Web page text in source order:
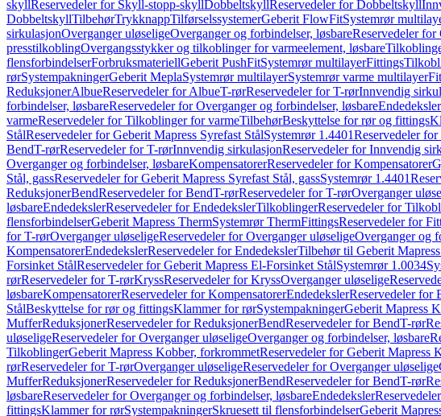
skyllReservedeler for Skyll-stopp-skyllDobbeltskyllReservedeler for Dobbeltskyll
DobbeltskyllTilbehørTrykknappTilførselssystemerGeberit FlowFitSystemrør
sirkulasjonOverganger uløseligeOverganger og forbindelser, løsbareReservedeler for
presstilkoblingOvergangsstykker og tilkoblinger for varmeelement, løsbare
flensforbindelserForbruksmateriellGeberit PushFitSystemrør multilayerFittings
rørSystempakningerGeberit MeplaSystemrør multilayerSystemrør varme multilayer
ReduksjonerAlbueReservedeler for AlbueT-rørReservedeler for T-rørInnvendig
forbindelser, løsbareReservedeler for Overganger og forbindelser, løsbareEndedeksler
varmeReservedeler for Tilkoblinger for varmeTilbehørBeskyttelse for rør og fittings
StålReservedeler for Geberit Mapress Syrefast StålSystemrør 1.4401Reservedeler
BendT-rørReservedeler for T-rørInnvendig sirkulasjonReservedeler for Innvendig
Overganger og forbindelser, løsbareKompensatorerReservedeler for Kompensatorer
Stål, gassReservedeler for Geberit Mapress Syrefast Stål, gassSystemrør 1.4401
ReduksjonerBendReservedeler for BendT-rørReservedeler for T-rørOverganger
løsbareEndedekslerReservedeler for EndedekslerTilkoblingerReservedeler for
flensforbindelserGeberit Mapress ThermSystemrør ThermFittingsReservedeler for
for T-rørOverganger uløseligeReservedeler for Overganger uløseligeOverganger og
KompensatorerEndedekslerReservedeler for EndedekslerTilbehør til Geberit
Forsinket StålReservedeler for Geberit Mapress El-Forsinket StålSystemrør 1.0034
rørReservedeler for T-rørKryssReservedeler for KryssOverganger uløselige
løsbareKompensatorerReservedeler for KompensatorerEndedekslerReservedeler for
StålBeskyttelse for rør og fittingsKlammer for rørSystempakningerGeberit Mapress
MufferReduksjonerReservedeler for ReduksjonerBendReservedeler for BendT-rør
uløseligeReservedeler for Overganger uløseligeOverganger og forbindelser, løsbare
TilkoblingerGeberit Mapress Kobber, forkrommetReservedeler for Geberit Mapress
rørReservedeler for T-rørOverganger uløseligeReservedeler for Overganger uløselige
MufferReduksjonerReservedeler for ReduksjonerBendReservedeler for BendT-rør
løsbareReservedeler for Overganger og forbindelser, løsbareEndedeksler
fittingsKlammer for rørSystempakningerSkruesett til flensforbindelserGeberit